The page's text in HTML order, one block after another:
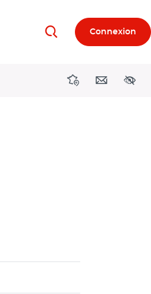
RechercherConnexion
DirectionsContact